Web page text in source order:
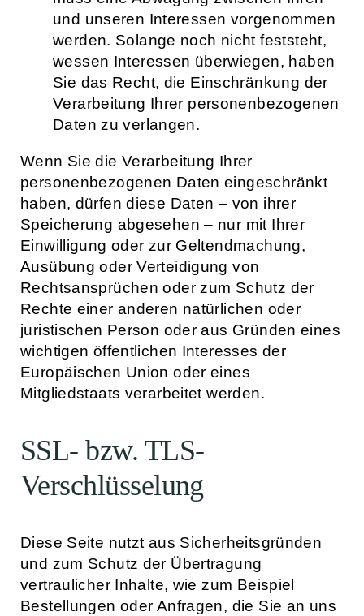
und unseren Interessen vorgenommen
werden. Solange noch nicht feststeht,
wessen Interessen überwiegen, haben
Sie das Recht, die Einschränkung der
Verarbeitung Ihrer personenbezogenen
Daten zu verlangen.
Wenn Sie die Verarbeitung Ihrer
personenbezogenen Daten eingeschränkt
haben, dürfen diese Daten – von ihrer
Speicherung abgesehen – nur mit Ihrer
Einwilligung oder zur Geltendmachung,
Ausübung oder Verteidigung von
Rechtsansprüchen oder zum Schutz der
Rechte einer anderen natürlichen oder
juristischen Person oder aus Gründen eines
wichtigen öffentlichen Interesses der
Europäischen Union oder eines
Mitgliedstaats verarbeitet werden.
SSL- bzw. TLS-
Verschlüsselung
Diese Seite nutzt aus Sicherheitsgründen
und zum Schutz der Übertragung
vertraulicher Inhalte, wie zum Beispiel
Bestellungen oder Anfragen, die Sie an uns